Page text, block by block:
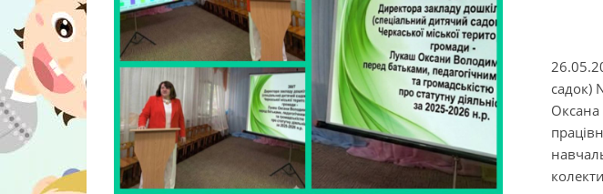
садок)
Оксана